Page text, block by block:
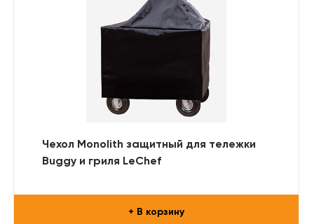
Чехол Monolith защитный для тележки
Buggy и гриля LeChef
+ В корзину